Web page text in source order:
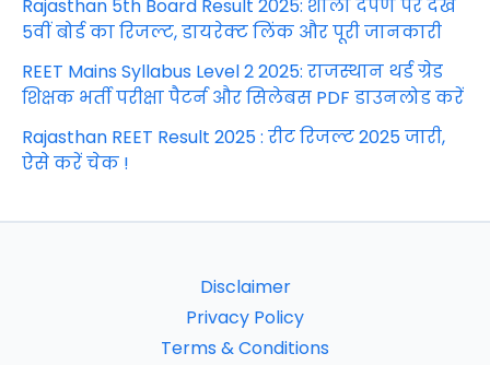
Rajasthan 5th Board Result 2025: शाला दर्पण पर देखें
5वीं बोर्ड का रिजल्ट, डायरेक्ट लिंक और पूरी जानकारी
REET Mains Syllabus Level 2 2025: राजस्थान थर्ड ग्रेड
शिक्षक भर्ती परीक्षा पैटर्न और सिलेबस PDF डाउनलोड करें
Rajasthan REET Result 2025 : रीट रिजल्ट 2025 जारी,
ऐसे करें चेक !
Disclaimer
Privacy Policy
Terms & Conditions